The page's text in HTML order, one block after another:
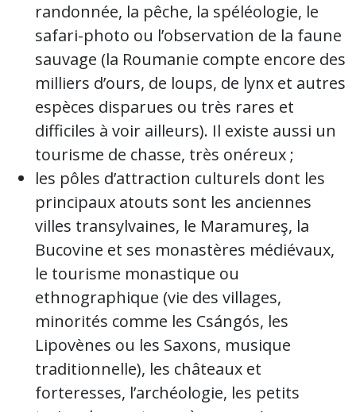
randonnée, la pêche, la spéléologie, le
safari-photo ou l’observation de la faune
sauvage (la Roumanie compte encore des
milliers d’ours, de loups, de lynx et autres
espèces disparues ou très rares et
difficiles à voir ailleurs). Il existe aussi un
tourisme de chasse, très onéreux ;
les pôles d’attraction culturels dont les
principaux atouts sont les anciennes
villes transylvaines, le Maramureş, la
Bucovine et ses monastères médiévaux,
le tourisme monastique ou
ethnographique (vie des villages,
minorités comme les Csángós, les
Lipovènes ou les Saxons, musique
traditionnelle), les châteaux et
forteresses, l’archéologie, les petits